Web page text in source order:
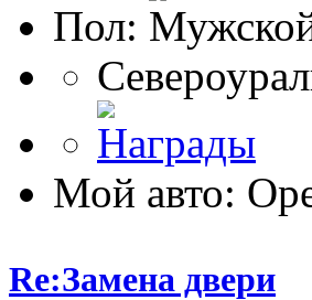
Пол:
Мой авто:
Re:Замена двери